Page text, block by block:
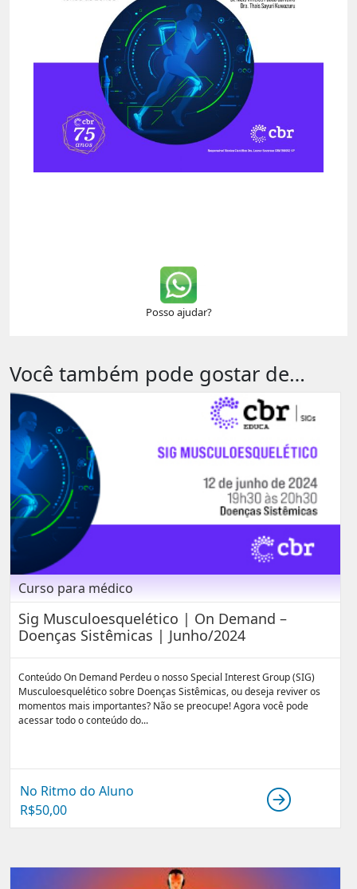
Posso ajudar?
Você também pode gostar de…
Curso para médico
Sig Musculoesquelético | On Demand –
Doenças Sistêmicas | Junho/2024
Conteúdo On Demand Perdeu o nosso Special Interest Group (SIG)
Musculoesquelético sobre Doenças Sistêmicas, ou deseja reviver os
momentos mais importantes? Não se preocupe! Agora você pode
acessar todo o conteúdo do...
No Ritmo do Aluno
R$50,00